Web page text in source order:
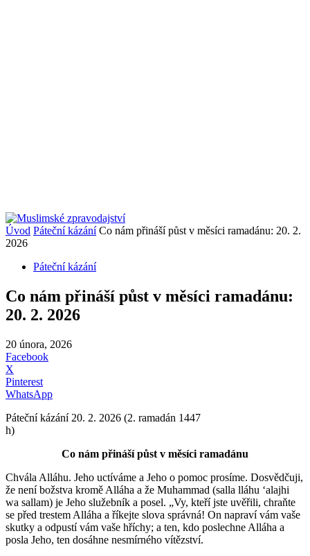
Úvod Páteční kázání Co nám přináší půst v měsíci ramadánu: 20. 2.
2026
Páteční kázání
Co nám přináší půst v měsíci ramadánu:
20. 2. 2026
20 února, 2026
Facebook
X
Pinterest
WhatsApp
Páteční kázání 20. 2. 2026 (2. ramadán 1447
h)
Co nám přináší půst v měsíci ramadánu
Chvála Alláhu. Jeho uctíváme a Jeho o pomoc prosíme. Dosvědčuji,
že není božstva kromě Alláha a že Muhammad (salla lláhu ʻalajhi
wa sallam) je Jeho služebník a posel. „Vy, kteří jste uvěřili, chraňte
se před trestem Alláha a říkejte slova správná! On napraví vám vaše
skutky a odpustí vám vaše hříchy; a ten, kdo poslechne Alláha a
posla Jeho, ten dosáhne nesmírného vítězství.